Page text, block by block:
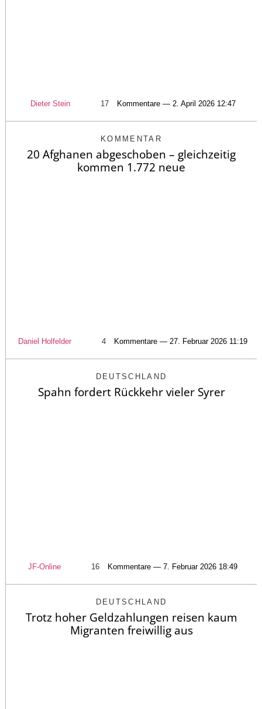
Dieter Stein 17 Kommentare — 2. April 2026 12:47
KOMMENTAR
20 Afghanen abgeschoben – gleichzeitig
kommen 1.772 neue
Daniel Holfelder 4 Kommentare — 27. Februar 2026 11:19
DEUTSCHLAND
Spahn fordert Rückkehr vieler Syrer
JF-Online 16 Kommentare — 7. Februar 2026 18:49
DEUTSCHLAND
Trotz hoher Geldzahlungen reisen kaum
Migranten freiwillig aus